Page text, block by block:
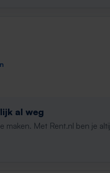
al weg
maken. Met Rent.nl ben je